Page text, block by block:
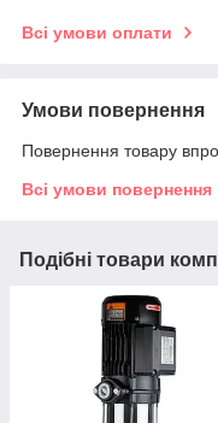
Всі умови оплати
Умови повернення
Повернення товару
Всі умови повернення
Подібні товари